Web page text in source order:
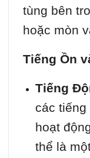
tùng bên
hoặc mòn
Tiếng Ồn
Tiếng
các
hoạt
thể là